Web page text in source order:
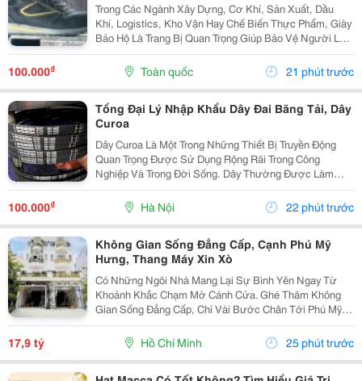
Trong Các Ngành Xây Dựng, Cơ Khí, Sản Xuất, Dầu
Khí, Logistics, Kho Vận Hay Chế Biến Thực Phẩm, Giày
Bảo Hộ Là Trang Bị Quan Trọng Giúp Bảo Vệ Người Lao
Động Trước Những Nguy Cơ Tiềm Ẩn Trong Môi Trường
Làm Việc. Đối Với Những Công Việc Thường Xuyên...
100.000₫ Toàn quốc 21 phút trước
Tổng Đại Lý Nhập Khẩu Dây Đai Băng Tải, Dây
Curoa
Dây Curoa Là Một Trong Những Thiết Bị Truyền Động
Quan Trọng Được Sử Dụng Rộng Rãi Trong Công
Nghiệp Và Trong Đời Sống. Dây Thường Được Làm
Bằng Cao Su Tổng Hợp Có Nguồn Gốc Từ Dầu Mỏ, Bên
Trong Có Hoặc Không Có Lõi Thép. Dây Curoa Truyền
Động...
100.000₫ Hà Nội 22 phút trước
Không Gian Sống Đẳng Cấp, Cạnh Phú Mỹ
Hưng, Thang Máy Xin Xò
Có Những Ngôi Nhà Mang Lại Sự Bình Yên Ngay Từ
Khoảnh Khắc Chạm Mở Cánh Cửa. Ghé Thăm Không
Gian Sống Đẳng Cấp, Chỉ Vài Bước Chân Tới Phú Mỹ
Hưng: - Vị Trí: Kdc Tân Mỹ, Đường Rộng 20M Thông
Thoáng - Diện Tích: 5 &Times; 18M &Bull; 1 Trệt 3 Lầu...
17,9 tỷ Hồ Chí Minh 25 phút trước